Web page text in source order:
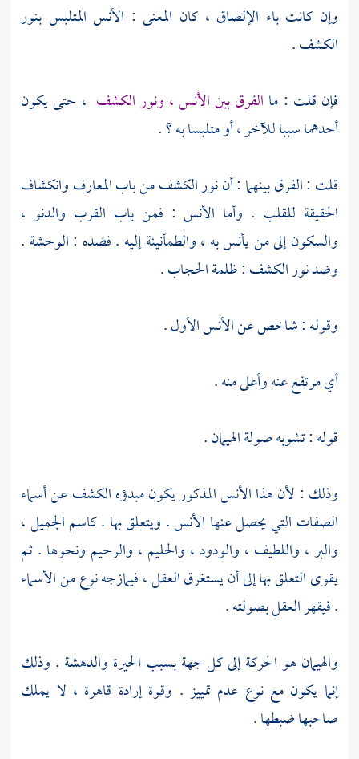
وإن كانت باء الإلصاق ، كان المعنى : الأنس المتلبس بنور
الكشف .
فإن قلت : ما الفرق بين الأنس ، ونور الكشف ، حتى يكون
أحدهما سببا للآخر ، أو متلبسا به ؟ .
قلت : الفرق بينهما : أن نور الكشف من باب المعارف وانكشاف
الحقيقة للقلب . وأما الأنس : فمن باب القرب والدنو ،
والسكون إلى من يأنس به ، والطمأنينة إليه . فضده : الوحشة .
وضد نور الكشف : ظلمة الحجاب .
وقوله : شاخص عن الأنس الأول .
أي مرتفع عنه وأعلى منه .
قوله : تشوبه صولة الهيمان .
وذلك : لأن هذا الأنس المذكور يكون مبدؤه الكشف عن أسماء
الصفات التي يحصل عنها الأنس . ويتعلق بها . كاسم الجميل ،
والبر ، واللطيف ، والودود ، والحليم ، والرحيم ونحوها . ثم
يقوى التعلق بها إلى أن يستغرق العقل ، فيمازجه نوع من الأسماء
. فيقهر العقل بصولته .
والهيمان هو الحركة إلى كل جهة بسبب الحيرة والدهشة . وذلك
إنما يكون مع نوع عدم تمييز . وقوة إرادة قاهرة ، لا يملك
صاحبها ضبطها .